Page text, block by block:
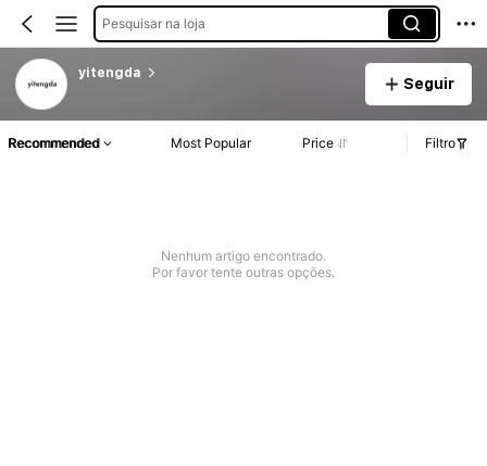
Pesquisar na loja
yitengda
Seguir
Recommended Most Popular Price Filtro
Nenhum artigo encontrado.
Por favor tente outras opções.